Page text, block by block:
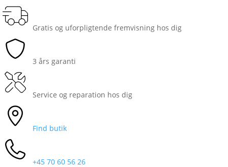
Gratis og uforpligtende fremvisning hos dig
3 års garanti
Service og reparation hos dig
Find butik
+45 70 60 56 26